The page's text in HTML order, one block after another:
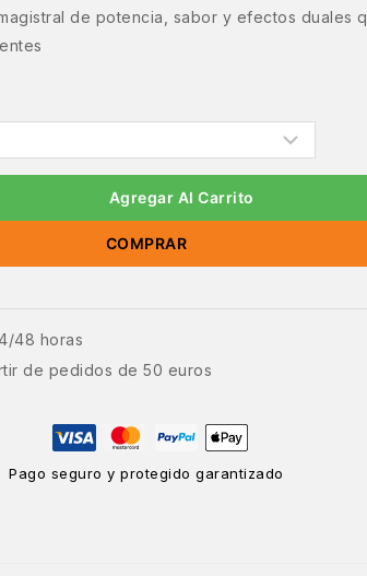
de potencia, sabor y efectos duales
Agregar Al Carrito
COMPRAR
48 horas
de pedidos de 50 euros
Pago seguro y protegido garantizado